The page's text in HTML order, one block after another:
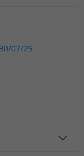
07/25